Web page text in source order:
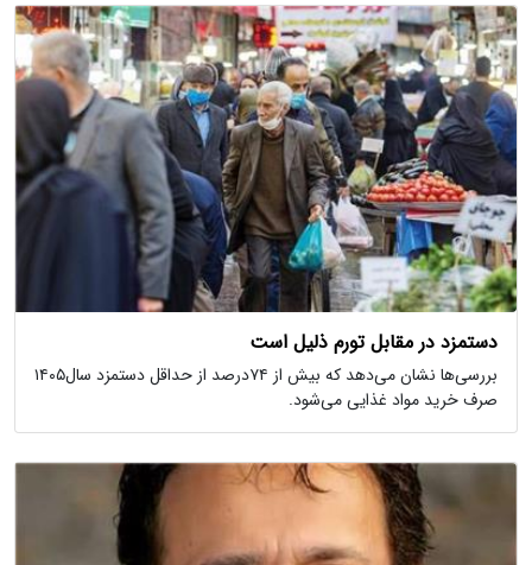
دستمزد در مقابل تورم ذلیل است
بررسی‌ها نشان می‌دهد که بیش از ۷۴درصد از حداقل دستمزد سال۱۴۰۵
صرف خرید مواد غذایی می‌‌شود.